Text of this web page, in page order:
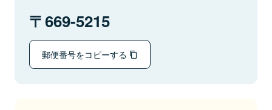
669-5215
郵便番号をコピーする